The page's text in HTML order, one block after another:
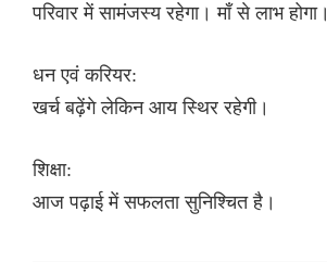
परिवार में सामंजस्य रहेगा। माँ से लाभ होगा।
धन एवं करियर:
खर्च बढ़ेंगे लेकिन आय स्थिर रहेगी।
शिक्षा:
आज पढ़ाई में सफलता सुनिश्चित है।